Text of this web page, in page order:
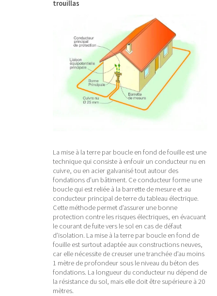
trouillas
La mise à la terre par boucle en fond de fouille est une
technique qui consiste à enfouir un conducteur nu en
cuivre, ou en acier galvanisé tout autour des
fondations d’un bâtiment. Ce conducteur forme une
boucle qui est reliée à la barrette de mesure et au
conducteur principal de terre du tableau électrique.
Cette méthode permet d’assurer une bonne
protection contre les risques électriques, en évacuant
le courant de fuite vers le sol en cas de défaut
d’isolation. La mise à la terre par boucle en fond de
fouille est surtout adaptée aux constructions neuves,
car elle nécessite de creuser une tranchée d’au moins
1 mètre de profondeur sous le niveau du béton des
fondations. La longueur du conducteur nu dépend de
la résistance du sol, mais elle doit être supérieure à 20
mètres.